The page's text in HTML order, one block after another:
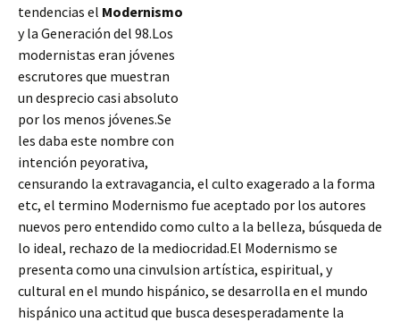
tendencias el Modernismo
y la Generación del 98.Los
modernistas eran jóvenes
escrutores que muestran
un desprecio casi absoluto
por los menos jóvenes.Se
les daba este nombre con
intención peyorativa,
censurando la extravagancia, el culto exagerado a la forma
etc, el termino Modernismo fue aceptado por los autores
nuevos pero entendido como culto a la belleza, búsqueda de
lo ideal, rechazo de la mediocridad.El Modernismo se
presenta como una cinvulsion artística, espiritual, y
cultural en el mundo hispánico, se desarrolla en el mundo
hispánico una actitud que busca desesperadamente la